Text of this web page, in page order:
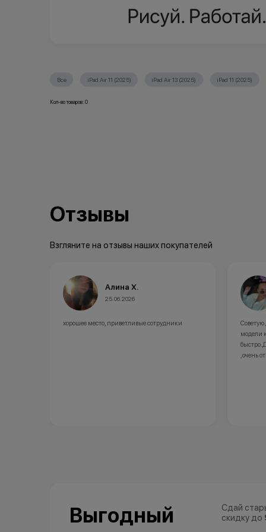
Все iPad Air 11 (2025) iPad Air 13 (2025) iPad 11 (2025)
Кол-во товаров: 0
Отзывы
Взгляните на отзывы наших покупателей
Алина Х.
25.06.2026
хорошее место, приветливые сотрудники
модели
,очень
Выгодный
Сдай
скидку до